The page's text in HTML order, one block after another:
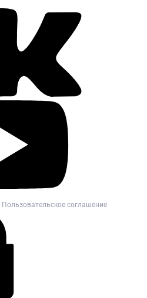
Пользовательское соглашение